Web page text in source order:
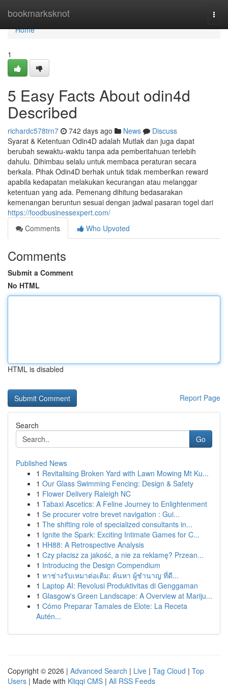
bookmarksknot
Home
Home
1
5 Easy Facts About odin4d
Described
richardc578trn7 742 days ago News
Discuss
Syarat & Ketentuan Odin4D adalah Mutlak dan juga dapat
berubah sewaktu-waktu tanpa ada pemberitahuan terlebih
dahulu. Dihimbau selalu untuk membaca peraturan secara
berkala. Pihak Odin4D berhak untuk tidak memberikan reward
apabila kedapatan melakukan kecurangan atau melanggar
ketentuan yang ada. Pemenang dihitung bedasarakan
kemenangan beruntun sesuai dengan jadwal pasaran togel dari
https://foodbusinessexpert.com/
Comments
Who Upvoted
Comments
Submit a Comment
No HTML
HTML is disabled
Report Page
Search
Go
Published News
1 Revitalising Broken Yard with Lawn Mowing Mt Ku...
1 Our Glass Swimming Fencing: Design & Safety
1 Flower Delivery Raleigh NC
1 Tabaxi Ascetics: A Feline Journey to Enlightenment
1 Se procurer votre brevet navigation : Gui...
1 The shifting role of specialized consultants in...
1 Ignite the Spark: Exciting Intimate Games for C...
1 HH88: A Retrospective Analysis
1 Czy płacisz za jakość, a nie za reklamę? Przean...
1 Introducing the Design Compendium
1 หาช่างรับเหมาต่อเติม: ค้นหา ผู้ชำนาญ ที่ดี...
1 Laptop AI: Revolusi Produktivitas di Genggaman
1 Glasgow's Green Landscape: A Overview at Mariju...
1 Cómo Preparar Tamales de Elote: La Receta
Autén...
Copyright © 2026 | Advanced Search | Live | Tag Cloud | Top
Users | Made with Kliqqi CMS | All RSS Feeds